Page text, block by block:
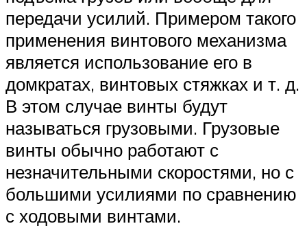
передачи усилий. Примером такого
применения винтового механизма
является использование его в
домкратах, винтовых стяжках и т. д.
В этом случае винты будут
называться грузовыми. Грузовые
винты обычно работают с
незначительными скоростями, но с
большими усилиями по сравнению
с ходовыми винтами.